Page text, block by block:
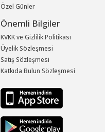
Özel Günler
Önemli Bilgiler
KVKK ve Gizlilik Politikası
Üyelik Sözleşmesi
Satış Sözleşmesi
Katkıda Bulun Sözleşmesi